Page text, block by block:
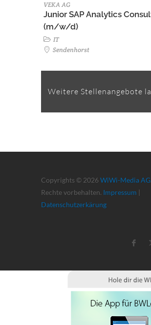
VEKA AG
Junior SAP Analytics
(m/w/d)
IT
Sendenhorst
Weitere Stellenangebote
Copyrights © 2026 WiWi-Media AG
Rechte vorbehalten. Impressum |
Datenschutzerkärung